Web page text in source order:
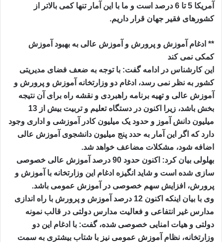
آمریکا 5 تا 6 درصد است و ما با این آمار تنها کمی بالاتر از
کشورهای فقیر جهان قرار داریم.
** ادغام آموزش و پرورش و آموزش عالی به بهبود آموزش
کمکی نمی کند
این کارشناس در ادامه گفت: با توجه به ضعف فضای مدیریتی
کشور به نظر نمی رسد، ادغام دو وزارتخانه آموزش و پرورش و
آموزش عالی و تهیه برنامه راهبردی و نقشه راه برای آن نتیجه
بخش باشد، زیرا اکنون در دستگاه تعلیم و تربیت بیش از 13
میلیون دانش آموز و حدود یک میلیون کادر آموزشی و اداری وجود
دارد که اگر این آمار به حدد پنج میلیون دانشجوی آموزش عالی
اضافه شود، مشکلات مضاعف خواهد شد.
بهلولی بیان کرد: اکنون حدود 90 درصد آموزش عالی خصوصی
سازی شده است و شاید انگیزه ادغام این وزارتخانه با آموزش و
پرورش، افزایش سهم خصوصی در آموزش عمومی باشد.
وی با بیان اینکه اکنون 12 درصد آموزش و پرورش با راه اندازی
مدارس غیر انتفاعی و فعالیت مدارس دولتی در قالب نمونه
دولتی و هیات امنایی خصوصی شده، گفت: با ادغام این دو
وزارتخانه، نظام آموزش عمومی نیز با شتاب بیشتری به سمت